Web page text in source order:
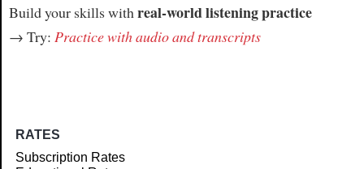
Build your skills withreal-world listening practice
→ Try: Practice with audio and transcripts
RATES
Subscription Rates